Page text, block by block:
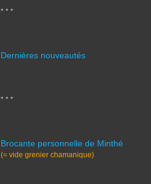
* * *
Dernières nouveautés
* * *
Brocante personnelle de Minthé
(= vide grenier chamanique)